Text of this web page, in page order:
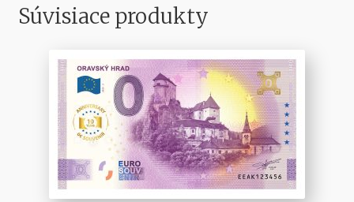
Súvisiace produkty